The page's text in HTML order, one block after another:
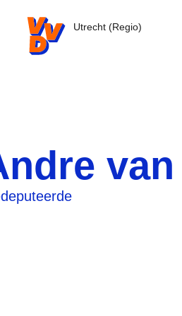
VVD.nl - Ga naar de homepage
Utrecht (Regio)